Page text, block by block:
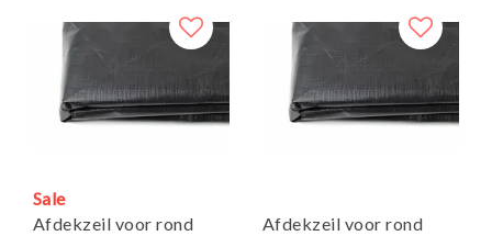
Sale
Afdekzeil voor rond
Afdekzeil voor rond